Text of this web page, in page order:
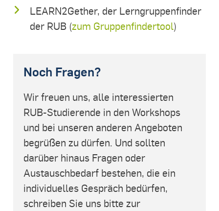
LEARN2Gether, der Lerngruppenfinder
der RUB (zum Gruppenfindertool)
Noch Fragen?
Wir freuen uns, alle interessierten
RUB-Studierende in den Workshops
und bei unseren anderen Angeboten
begrüßen zu dürfen. Und sollten
darüber hinaus Fragen oder
Austauschbedarf bestehen, die ein
individuelles Gespräch bedürfen,
schreiben Sie uns bitte zur